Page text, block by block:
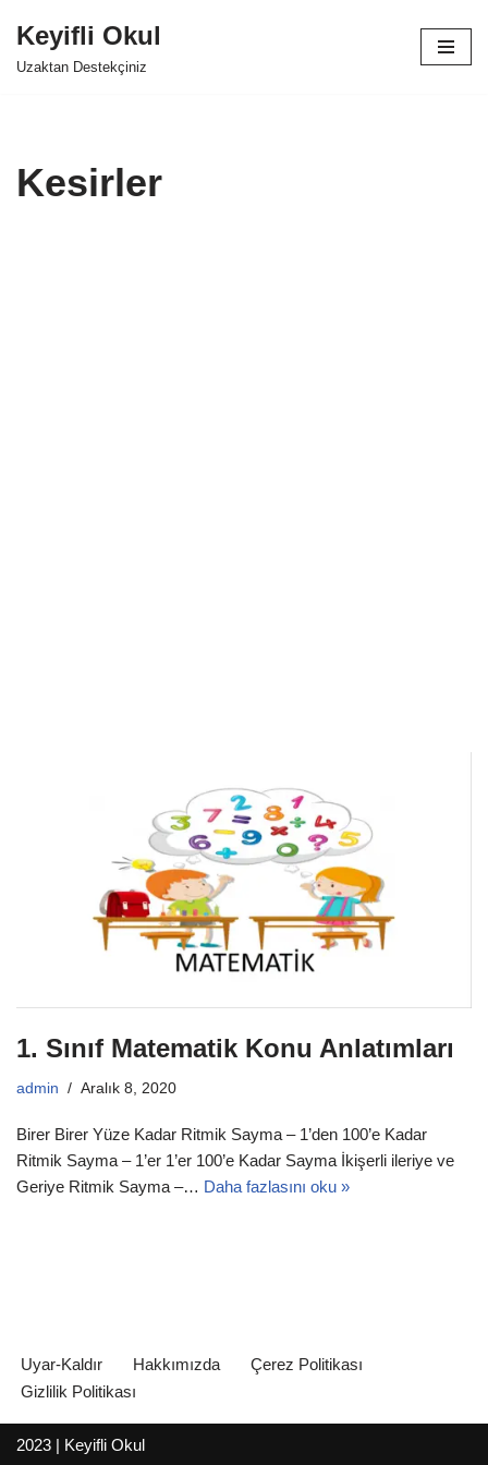
İçeriğe
Keyifli Okul
Uzaktan Destekçiniz
Kesirler
1. Sınıf Matematik Konu Anlatımları
admin Aralık 8, 2020
Birer Birer Yüze Kadar Ritmik Sayma – 1’den 100’e Kadar
Ritmik Sayma – 1’er 1’er 100’e Kadar Sayma İkişerli ileriye ve
Geriye Ritmik Sayma –… Daha fazlasını oku »
Uyar-Kaldır Hakkımızda
Çerez Politikası
Gizlilik Politikası
2023 | Keyifli Okul